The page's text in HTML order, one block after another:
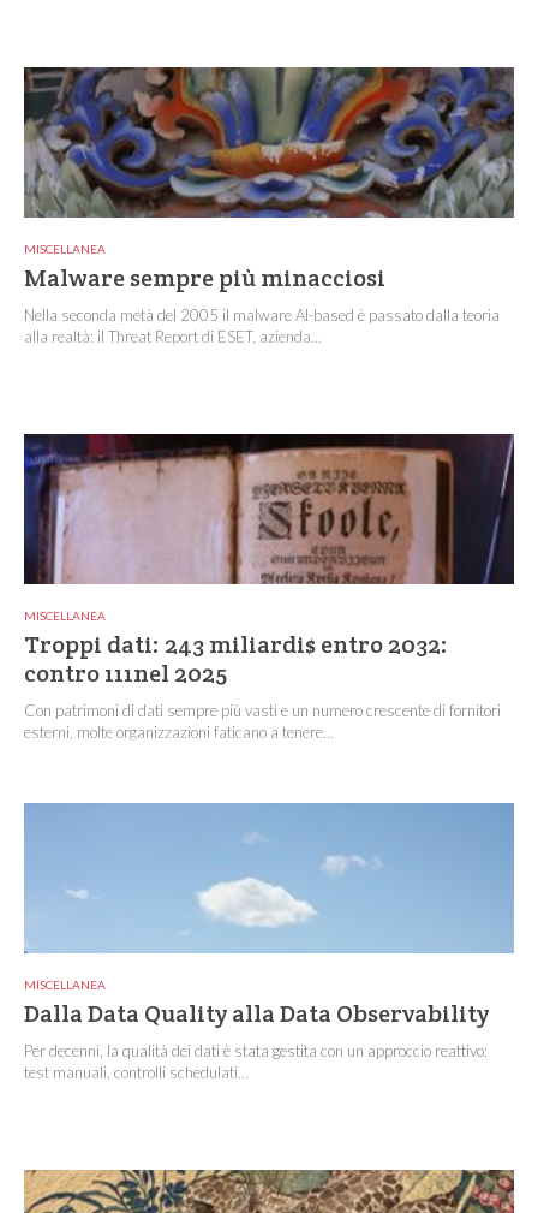
MISCELLANEA
Malware sempre più minacciosi
Nella seconda metà del 2005 il malware AI-based è passato dalla teoria
alla realtà: il Threat Report di ESET, azienda...
MISCELLANEA
Troppi dati: 243 miliardi$ entro 2032:
contro 111nel 2025
Con patrimoni di dati sempre più vasti e un numero crescente di fornitori
esterni, molte organizzazioni faticano a tenere...
MISCELLANEA
Dalla Data Quality alla Data Observability
Per decenni, la qualità dei dati è stata gestita con un approccio reattivo:
test manuali, controlli schedulati...